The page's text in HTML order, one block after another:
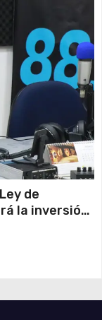
de
la inversión